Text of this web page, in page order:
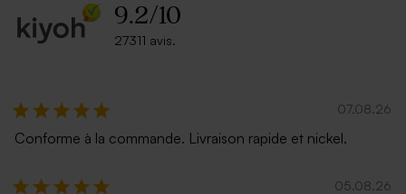
9.2/10
27311 avis.
07.08.26
Conforme à la commande. Livraison rapide et nickel.
05.08.26